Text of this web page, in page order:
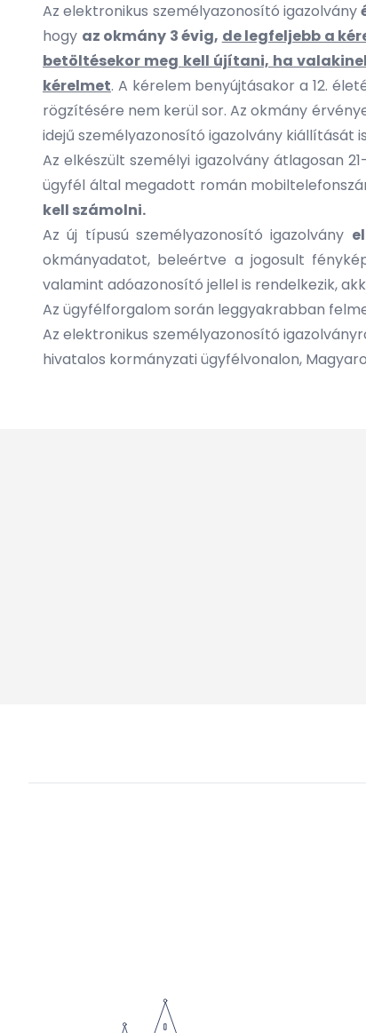
Az elektronikus személyazonosító igazolvány
hogy az okmány 3 évig, de legfeljebb a
betöltésekor meg kell újítani, ha
kérelmet. A kérelem benyújtásakor a 12.
rögzítésére nem kerül sor. Az okmány
idejű személyazonosító igazolvány kiállítását
Az elkészült személyi igazolvány átlagosan
ügyfél által megadott román
kell számolni.
Az új típusú személyazonosító igazolvány
okmányadatot, beleértve a jogosult
valamint adóazonosító jellel is rendelkezik,
Az ügyfélforgalom során leggyakrabban
Az elektronikus személyazonosító
hivatalos kormányzati ügyfélvonalon,